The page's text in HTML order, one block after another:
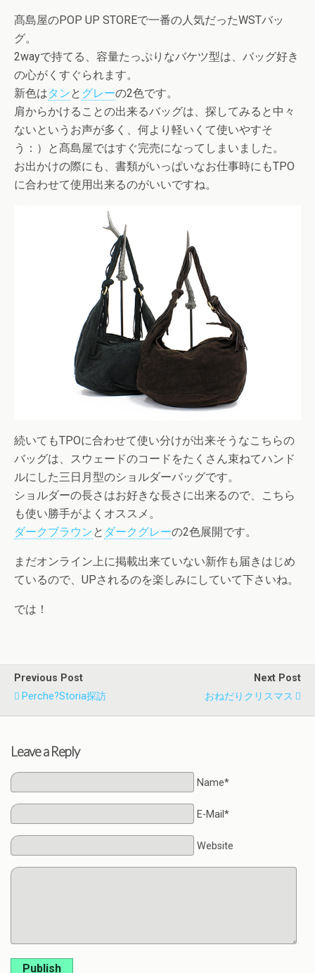
髙島屋のPOP UP STOREで一番の人気だったWSTバッ
グ。
2wayで持てる、容量たっぷりなバケツ型は、バッグ好き
の心がくすぐられます。
新色はタンと グレーの2色です。
肩からかけることの出来るバッグは、探してみると中々
ないというお声が多く、何より軽いくて使いやすそ
う：）と髙島屋ではすぐ完売になってしまいました。
お出かけの際にも、書類がいっぱいなお仕事時にもTPO
に合わせて使用出来るのがいいですね。
続いてもTPOに合わせて使い分けが出来そうなこちらの
バッグは、スウェードのコードをたくさん束ねてハンド
ルにした三日月型のショルダーバッグです。
ショルダーの長さはお好きな長さに出来るので、こちら
も使い勝手がよくオススメ。
ダークブラウンと ダークグレーの2色展開です。
まだオンライン上に掲載出来ていない新作も届きはじめ
ているので、UPされるのを楽しみにしていて下さいね。
では！
Previous Post
Perche?storia探訪
Next Post
おねだりクリスマス
Leave a Reply
Name*
E-Mail*
Website
Publish